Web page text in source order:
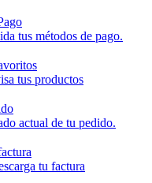
tus métodos de pago.
tus productos
actual de tu pedido.
tu factura